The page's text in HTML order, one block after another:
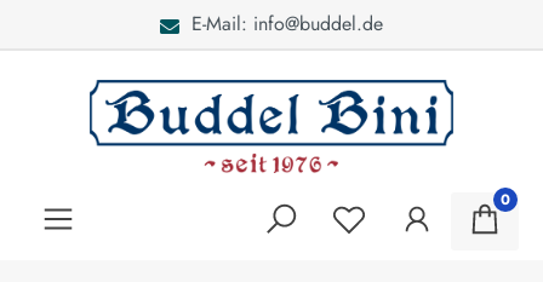
E-Mail: info@buddel.de
0